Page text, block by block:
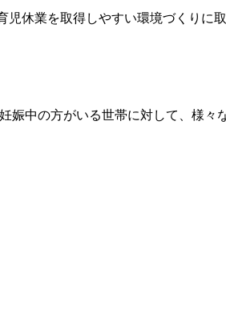
休業を取得しやすい環境づくりに
娠中の方がいる世帯に対して、様々